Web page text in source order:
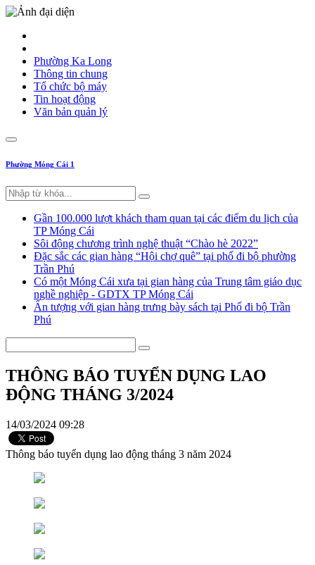
Phường Ka Long
Thông tin chung
Tổ chức bộ máy
Tin hoạt động
Văn bản quản lý
Phường Móng Cái 1
Gần 100.000 lượt khách tham quan tại các điểm du lịch của
TP Móng Cái
Sôi động chương trình nghệ thuật “Chào hè 2022”
Đặc sắc các gian hàng “Hội chợ quê” tại phố đi bộ phường
Trần Phú
Có một Móng Cái xưa tại gian hàng của Trung tâm giáo dục
nghề nghiệp - GDTX TP Móng Cái
Ấn tượng với gian hàng trưng bày sách tại Phố đi bộ Trần
Phú
THÔNG BÁO TUYỂN DỤNG LAO
ĐỘNG THÁNG 3/2024
14/03/2024 09:28
Thông báo tuyển dụng lao động tháng 3 năm 2024